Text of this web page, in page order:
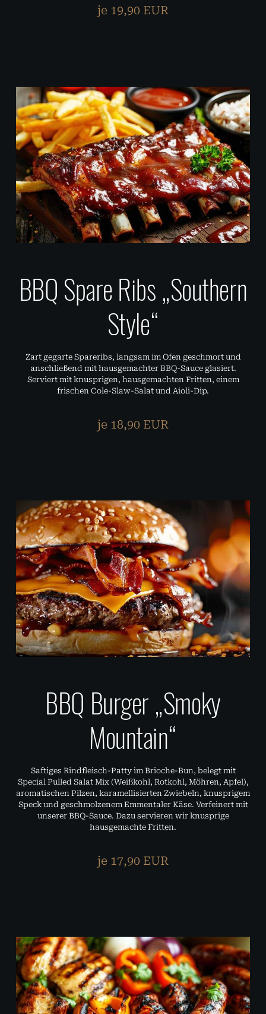
je 19,90 EUR
BBQ Spare Ribs „Southern
Style“
Zart gegarte Spareribs, langsam im Ofen geschmort und
anschließend mit hausgemachter BBQ-Sauce glasiert.
Serviert mit knusprigen, hausgemachten Fritten, einem
frischen Cole-Slaw-Salat und Aioli-Dip.
je 18,90 EUR
BBQ Burger „Smoky
Mountain“
Saftiges Rindfleisch-Patty im Brioche-Bun, belegt mit
Special Pulled Salat Mix (Weißkohl, Rotkohl, Möhren, Apfel),
aromatischen Pilzen, karamellisierten Zwiebeln, knusprigem
Speck und geschmolzenem Emmentaler Käse. Verfeinert mit
unserer BBQ-Sauce. Dazu servieren wir knusprige
hausgemachte Fritten.
je 17,90 EUR